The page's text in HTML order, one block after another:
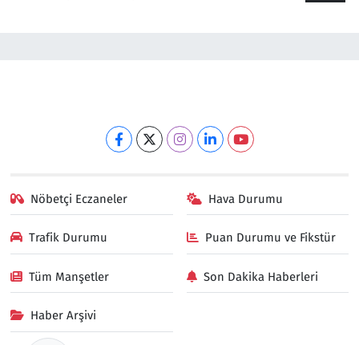
Nöbetçi Eczaneler Hava Durumu
Trafik Durumu Puan Durumu ve Fikstür
Tüm Manşetler Son Dakika Haberleri
Haber Arşivi